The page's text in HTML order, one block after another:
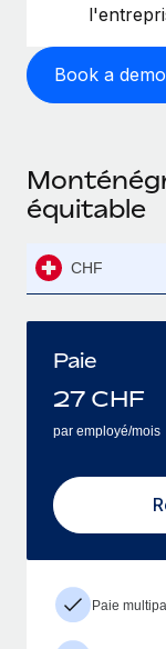
Book a demo
équitable
CHF
Paie
27 CHF
par employé/mois
Paie